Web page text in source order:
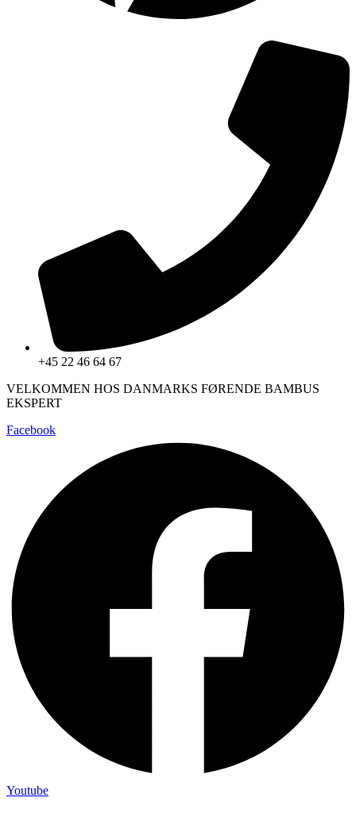
+45 22 46 64 67
VELKOMMEN HOS DANMARKS FØRENDE BAMBUS
EKSPERT
Facebook
Youtube